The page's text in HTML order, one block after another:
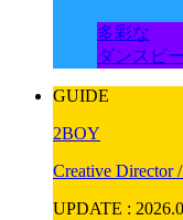
多彩な
ダンスビ
GUIDE
2BOY
Creative Director
UPDATE :